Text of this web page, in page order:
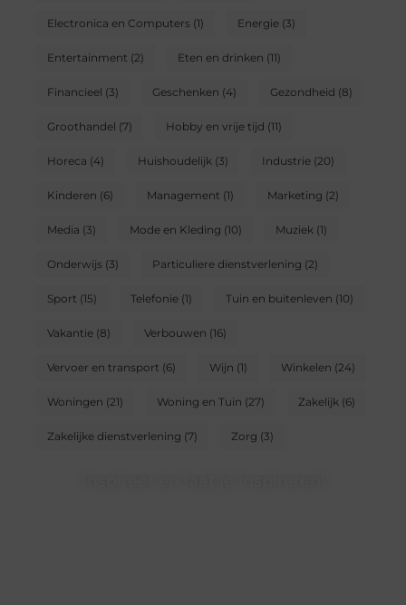
Electronica en Computers(1) Energie(3)
Entertainment (2) Eten en drinken (11)
Financieel (3) Geschenken (4) Gezondheid (8)
Groothandel (7) Hobby en vrije tijd (11)
Horeca (4) Huishoudelijk(3) Industrie(20)
Kinderen (6) Management (1) Marketing (2)
Media (3) Mode en Kleding (10) Muziek(1)
Onderwijs(3) Particuliere dienstverlening (2)
Sport (15) Telefonie(1) Tuin en buitenleven (10)
Vakantie(8) Verbouwen (16)
Vervoer en transport (6) Wijn (1) Winkelen (24)
Woningen (21) Woning en Tuin (27) Zakelijk(6)
Zakelijke dienstverlening (7) Zorg (3)